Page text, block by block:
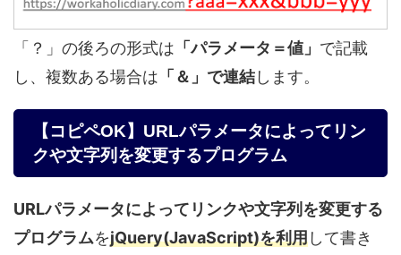
「？」の後ろの形式は 「パラメータ＝値」 で記載
し、複数ある場合は 「＆」で連結します。
【コピペOK】URLパラメータによってリン
クや文字列を変更するプログラム
URLパラメータによってリンクや文字列を変更する
プログラムをjQuery(JavaScript)を利用して書き